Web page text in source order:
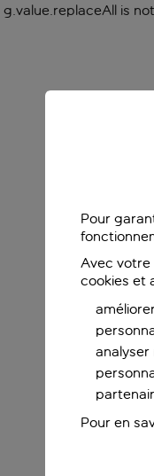
g.value.replaceAll is
Pour
Avec votre
cookies et
Pour en